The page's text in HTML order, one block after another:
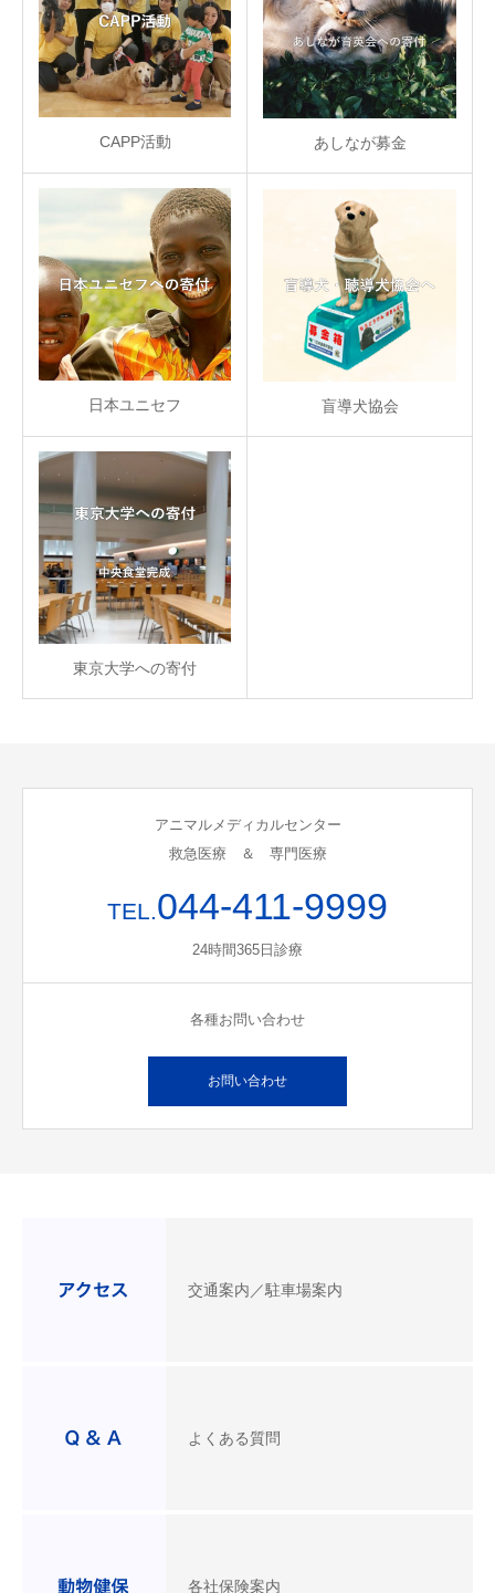
CAPP活動 あしなが募金
日本ユニセフ 盲導犬協会
東京大学への寄付
アニマルメディカルセンター
救急医療 ＆ 専門医療
TEL.044-411-9999
24時間365日診療
各種お問い合わせ
お問い合わせ
交通案内／駐車場案内
よくある質問
各社保険案内